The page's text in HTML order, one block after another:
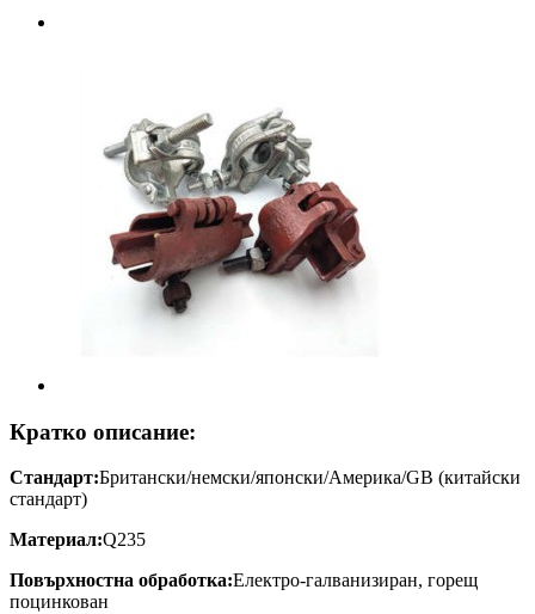
Кратко описание:
Стандарт:Британски/немски/японски/Америка/GB (китайски
стандарт)
Материал:Q235
Повърхностна обработка:Електро-галванизиран, горещ
поцинкован